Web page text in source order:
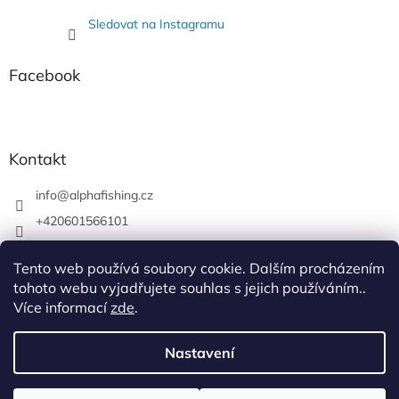
Tento web používá soubory cookie. Dalším procházením
tohoto webu vyjadřujete souhlas s jejich používáním..
Více informacízde.
Nastavení
Sledovat na Instagramu
Facebook
Kontakt
info@alphafishing.cz
+420601566101
alphafishing.cz
Vytvořil Shoptet